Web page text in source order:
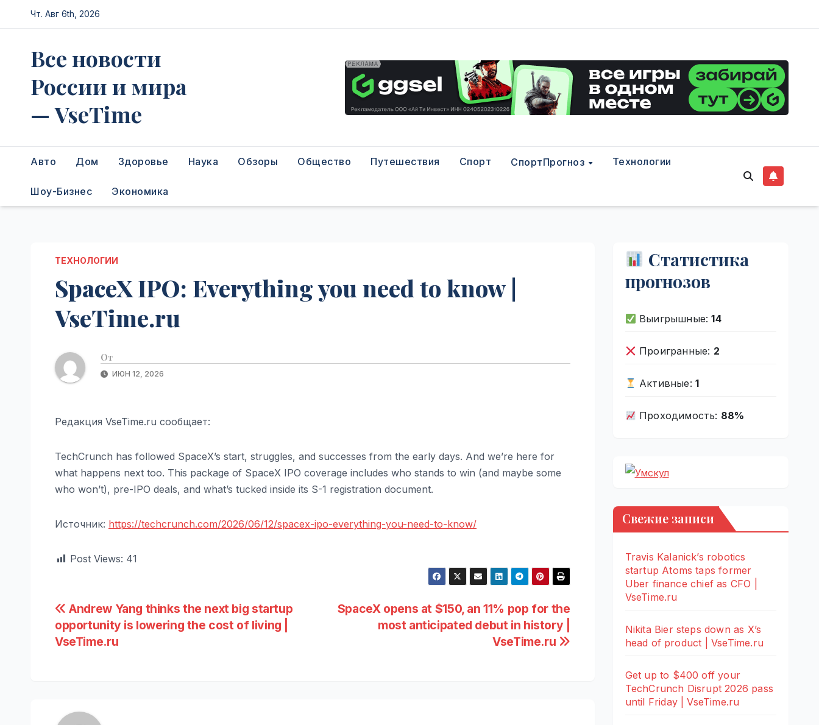
Перейти
к
Чт. Авг 6th, 2026
Все новости
России и мира
— VseTime
Авто Дом Здоровье Наука Обзоры Общество Путешествия Спорт СпортПрогноз Технологии
Шоу-Бизнес Экономика
ТЕХНОЛОГИИ
SpaceX IPO: Everything you need to know |
VseTime.ru
От
ИЮН 12, 2026
Редакция VseTime.ru сообщает:
TechCrunch has followed SpaceX’s start, struggles, and successes from the early days. And we’re here for
what happens next too. This package of SpaceX IPO coverage includes who stands to win (and maybe some
who won’t), pre-IPO deals, and what’s tucked inside its S-1 registration document.
Источник: https://techcrunch.com/2026/06/12/spacex-ipo-everything-you-need-to-know/
Post Views: 41
Навигация
по
SpaceX opens at $150, an 11% pop for the
most anticipated debut in history |
VseTime.ru
Andrew Yang thinks the next big startup
opportunity is lowering the cost of living |
VseTime.ru
Статистика
прогнозов
Выигрышные:14
Проигранные: 2
Активные: 1
Проходимость: 88%
Свежие записи
Travis Kalanick’s robotics
startup Atoms taps former
Uber finance chief as CFO |
VseTime.ru
Nikita Bier steps down as X’s
head of product | VseTime.ru
Get up to $400 off your
TechCrunch Disrupt 2026 pass
until Friday | VseTime.ru